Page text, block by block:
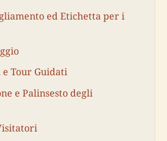
ed Etichetta per i
Tour Guidati
e Palinsesto degli